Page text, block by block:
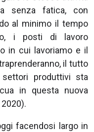
senza fatica, con
al minimo il tempo
i posti di lavoro
in cui lavoriamo e il
il tutto
produttivi sta
in questa nuova
facendosi largo in